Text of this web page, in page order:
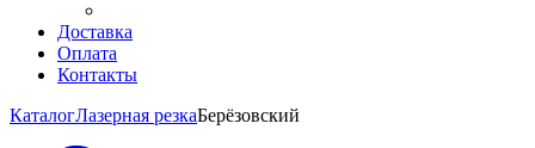
Доставка
Оплата
Контакты
КаталогЛазерная резкаБерёзовский